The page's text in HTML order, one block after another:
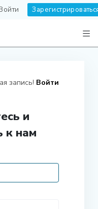
запись! Войти
и
к нам